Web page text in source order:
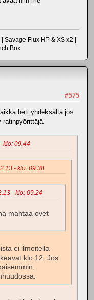
Flux HP & XS x2 |
Box
#575
heti yhdeksältä jos
ratinpyörittäjä.
klo: 09.44
- klo: 09.38
- klo: 09.24
mahtaa ovet
ei ilmoitella
klo 12. Jos